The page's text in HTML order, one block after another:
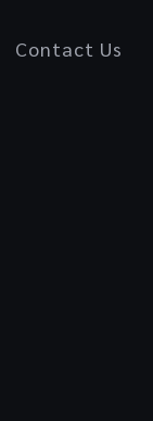
Contact Us